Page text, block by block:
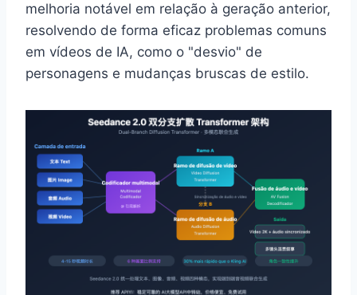
melhoria notável em relação à geração anterior,
resolvendo de forma eficaz problemas comuns
em vídeos de IA, como o "desvio" de
personagens e mudanças bruscas de estilo.